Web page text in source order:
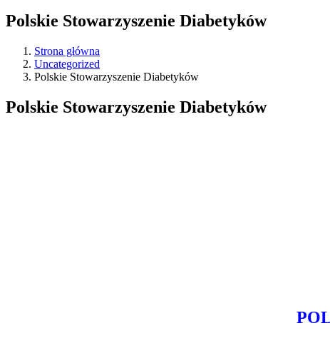
Polskie Stowarzyszenie Diabetyków
Strona główna
Uncategorized
Polskie Stowarzyszenie Diabetyków
Polskie Stowarzyszenie Diabetyków